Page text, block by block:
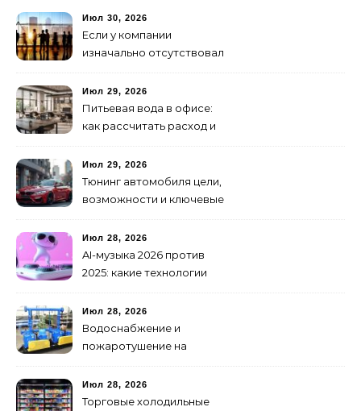
лишних затрат
Июл 30, 2026
Если у компании
изначально отсутствовал
как не утонуть в хаосе
Июл 29, 2026
Питьевая вода в офисе:
как рассчитать расход и
Июл 29, 2026
Тюнинг автомобиля цели,
возможности и ключевые
транспортных средств
Июл 28, 2026
AI-музыка 2026 против
2025: какие технологии
создание клипов
изменилось навсегда
Июл 28, 2026
Водоснабжение и
пожаротушение на
оборудование
предусмотреть заранее
Июл 28, 2026
Торговые холодильные